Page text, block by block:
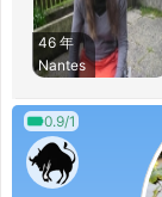
46 年
Nantes
0.9/1